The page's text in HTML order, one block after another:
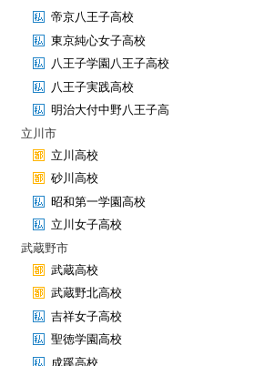
帝京八王子高校
東京純心女子高校
八王子学園八王子高校
八王子実践高校
明治大付中野八王子高
立川市
立川高校
砂川高校
昭和第一学園高校
立川女子高校
武蔵野市
武蔵高校
武蔵野北高校
吉祥女子高校
聖徳学園高校
成蹊高校